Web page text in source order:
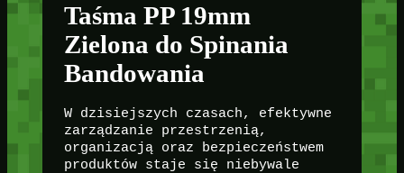
Taśma PP 19mm
Zielona do Spinania
Bandowania
W dzisiejszych czasach, efektywne
zarządzanie przestrzenią,
organizacją oraz bezpieczeństwem
produktów staje się niebywale